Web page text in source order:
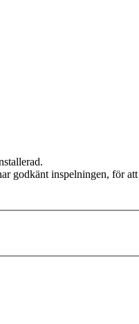
godkänt inspelningen, för att